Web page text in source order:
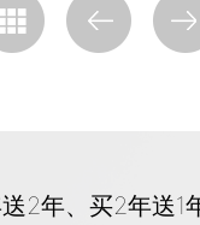
2年、买2年送1